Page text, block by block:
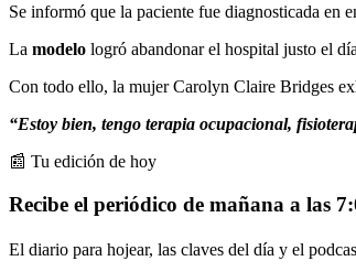
Se informó que la paciente fue diagnosticada en
La modelo logró abandonar el hospital justo el
Con todo ello, la mujer Carolyn Claire Bridges
“Estoy bien, tengo terapia ocupacional,
📰 Tu edición de hoy
Recibe el periódico de mañana a las
El diario para hojear, las claves del día y el